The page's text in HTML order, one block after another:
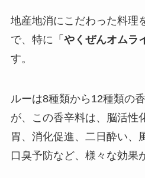
地産地消にこだわった料理
で、特に「 やくぜんオムラ
す。
ルーは8種類から12種類の
が、この香辛料は、脳活性
胃、消化促進、二日酔い、
口臭予防など、様々な効果